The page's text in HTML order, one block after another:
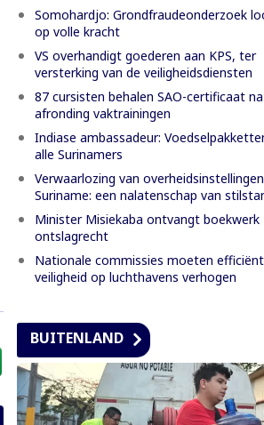
Somohardjo: Grondfraudeonderzoek
op volle kracht
VS overhandigt goederen aan KPS, ter
versterking van de veiligheidsdiensten
87 cursisten behalen SAO-certificaat na
afronding vaktrainingen
Indiase ambassadeur:
alle Surinamers
Verwaarlozing van
Suriname: een nalatenschap van
Minister Misiekaba ontvangt boekwerk
ontslagrecht
Nationale commissies moeten
veiligheid op luchthavens verhogen
BUITENLAND